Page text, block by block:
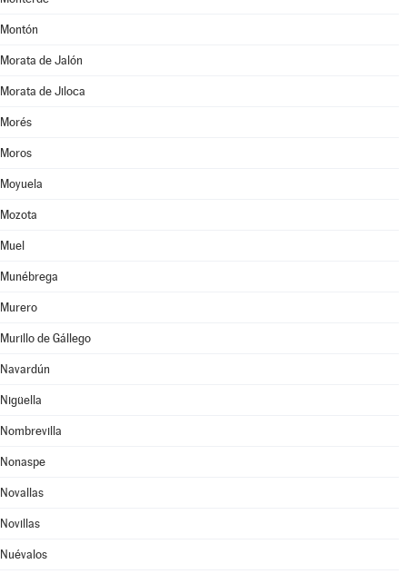
Montón
Morata de Jalón
Morata de Jiloca
Morés
Moros
Moyuela
Mozota
Muel
Munébrega
Murero
Murillo de Gállego
Navardún
Nigüella
Nombrevilla
Nonaspe
Novallas
Novillas
Nuévalos